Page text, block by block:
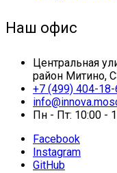
Наш офис
Центральная
район Митино,
+7 (499) 404-
Пн - Пт: 10:00 -
Facebook
Instagram
GitHub